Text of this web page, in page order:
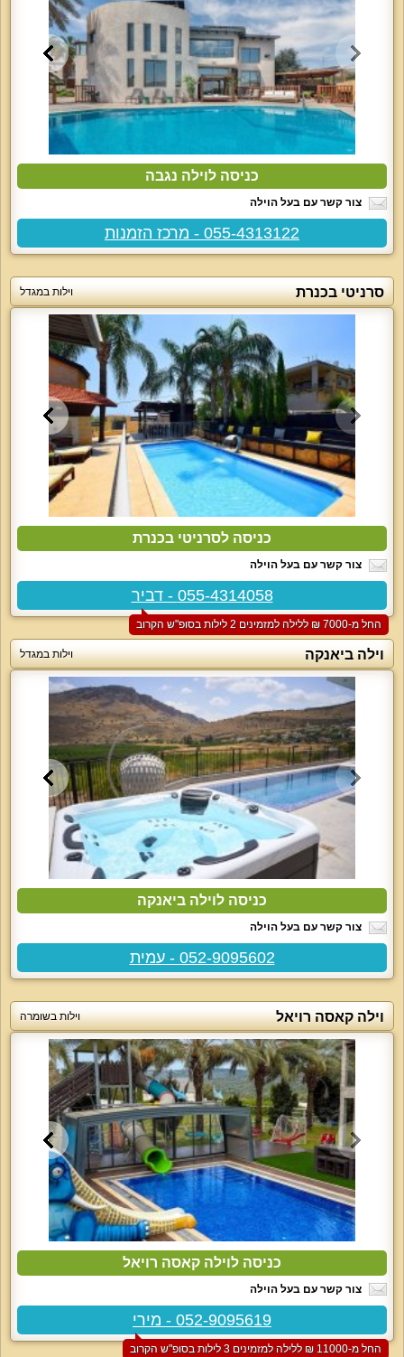
כניסה לוילה נגבה
צור קשר עם בעל הוילה
055-4313122 - מרכז הזמנות
סרניטי בכנרת וילות במגדל
כניסה לסרניטי בכנרת
צור קשר עם בעל הוילה
055-4314058 - דביר
החל מ-‏7000 ₪ ללילה למזמינים 2 לילות בסופ"ש הקרוב
וילה ביאנקה וילות במגדל
כניסה לוילה ביאנקה
צור קשר עם בעל הוילה
052-9095602 - עמית
וילה קאסה רויאל וילות בשומרה
כניסה לוילה קאסה רויאל
צור קשר עם בעל הוילה
052-9095619 - מירי
החל מ-‏11000 ₪ ללילה למזמינים 3 לילות בסופ"ש הקרוב